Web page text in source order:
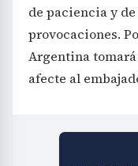
de paciencia y
provocaciones.
Argentina
afecte al